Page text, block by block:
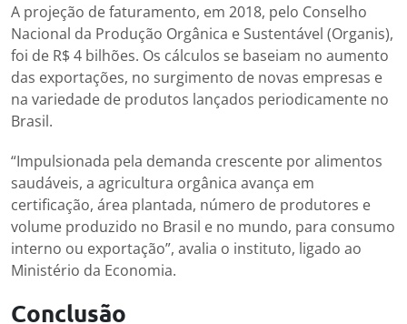
A projeção de faturamento, em 2018, pelo Conselho
Nacional da Produção Orgânica e Sustentável (Organis),
foi de R$ 4 bilhões. Os cálculos se baseiam no aumento
das exportações, no surgimento de novas empresas e
na variedade de produtos lançados periodicamente no
Brasil.
“Impulsionada pela demanda crescente por alimentos
saudáveis, a agricultura orgânica avança em
certificação, área plantada, número de produtores e
volume produzido no Brasil e no mundo, para consumo
interno ou exportação”, avalia o instituto, ligado ao
Ministério da Economia.
Conclusão